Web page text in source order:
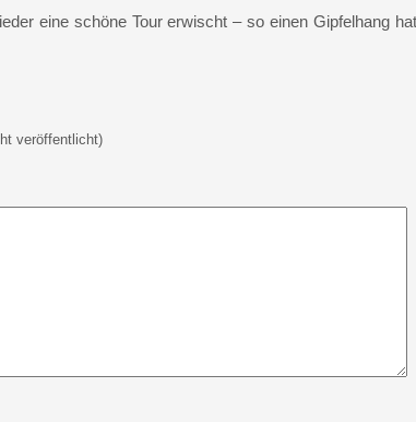
eine schöne Tour erwischt – so einen Gipfelhang hat
veröffentlicht)